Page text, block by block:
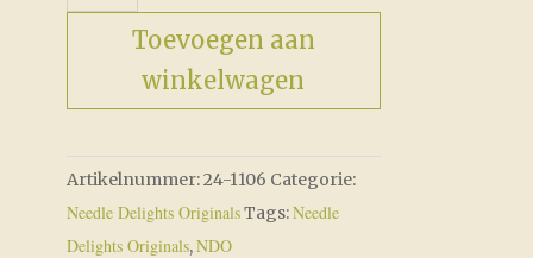
Toevoegen aan
winkelwagen
Artikelnummer:24-1106 Categorie:
Needle Delights OriginalsTags:Needle
Delights Originals,NDO